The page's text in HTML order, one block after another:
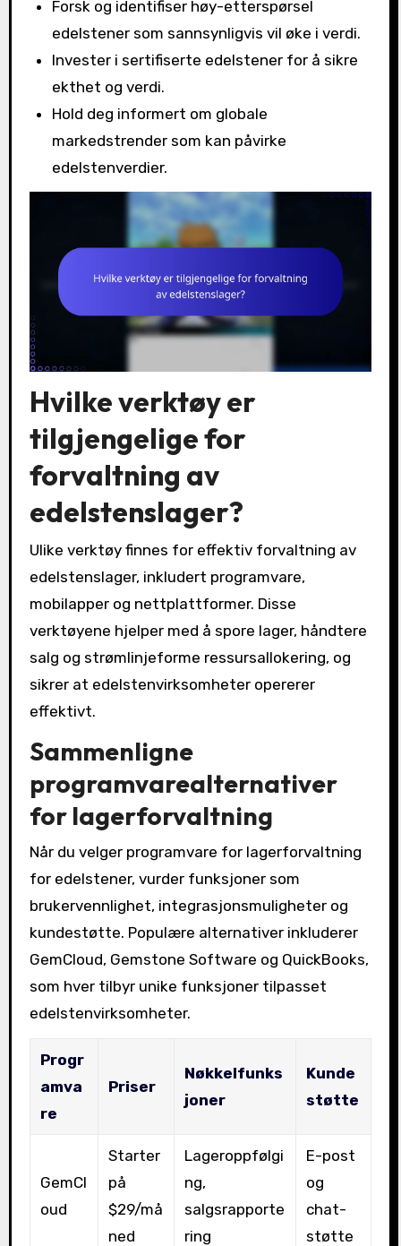
Forsk og identifiser høy-etterspørsel
edelstener som sannsynligvis vil øke i verdi.
Invester i sertifiserte edelstener for å sikre
ekthet og verdi.
Hold deg informert om globale
markedstrender som kan påvirke
edelstenverdier.
Hvilke verktøy er
tilgjengelige for
forvaltning av
edelstenslager?
Ulike verktøy finnes for effektiv forvaltning av
edelstenslager, inkludert programvare,
mobilapper og nettplattformer. Disse
verktøyene hjelper med å spore lager, håndtere
salg og strømlinjeforme ressursallokering, og
sikrer at edelstenvirksomheter opererer
effektivt.
Sammenligne
programvarealternativer
for lagerforvaltning
Når du velger programvare for lagerforvaltning
for edelstener, vurder funksjoner som
brukervennlighet, integrasjonsmuligheter og
kundestøtte. Populære alternativer inkluderer
GemCloud, Gemstone Software og QuickBooks,
som hver tilbyr unike funksjoner tilpasset
edelstenvirksomheter.
Progr
amva
re
Priser
Nøkkelfunks
joner
Kunde
støtte
GemCl
oud
Starter
på
$29/må
ned
Lageroppfølgi
ng,
salgsrapporte
ring
E-post
og
chat-
støtte